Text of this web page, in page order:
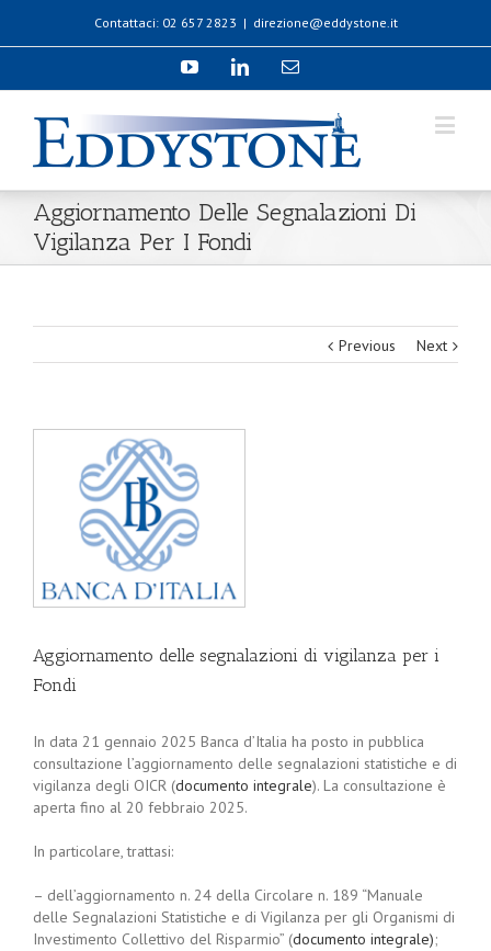
Contattaci: 02 657 2823 | direzione@eddystone.it
Aggiornamento Delle Segnalazioni Di
Vigilanza Per I Fondi
Previous Next
Aggiornamento delle segnalazioni di vigilanza per i
Fondi
In data 21 gennaio 2025 Banca d’Italia ha posto in pubblica
consultazione l’aggiornamento delle segnalazioni statistiche e di
vigilanza degli OICR (documento integrale). La consultazione è
aperta fino al 20 febbraio 2025.
In particolare, trattasi:
– dell’aggiornamento n. 24 della Circolare n. 189 “Manuale
delle Segnalazioni Statistiche e di Vigilanza per gli Organismi di
Investimento Collettivo del Risparmio” (documento integrale);